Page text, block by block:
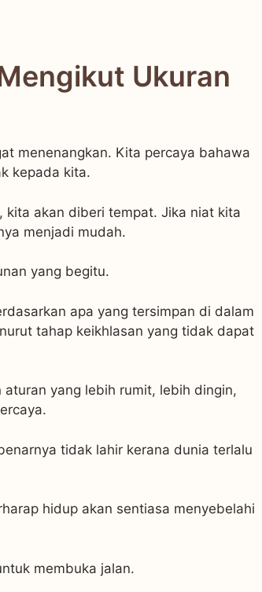
Ukuran
menenangkan. Kita percaya bahawa
kepada kita.
kita akan diberi tempat. Jika niat kita
menjadi mudah.
yang begitu.
apa yang tersimpan di dalam
tahap keikhlasan yang tidak dapat
yang lebih rumit, lebih dingin,
tidak lahir kerana dunia terlalu
hidup akan sentiasa menyebelahi
membuka jalan.